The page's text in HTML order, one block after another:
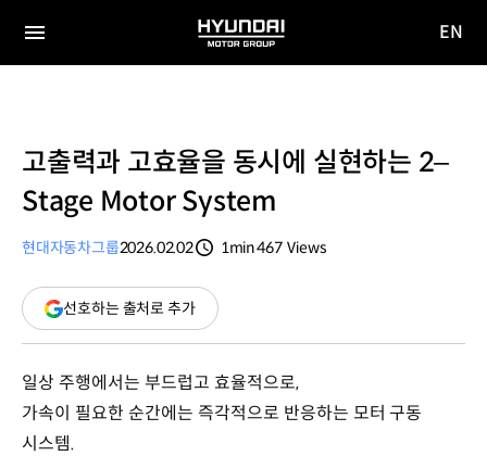
전체
HYUNDAI
MOTOR
EN
고출력과 고효율을 동시에 실현하는 2–
Stage Motor System
현대자동차그룹2026.02.02
1min467 Views
선호하는 출처로 추가(새
창
일상 주행에서는 부드럽고 효율적으로,
가속이 필요한 순간에는 즉각적으로 반응하는 모터 구동
시스템.